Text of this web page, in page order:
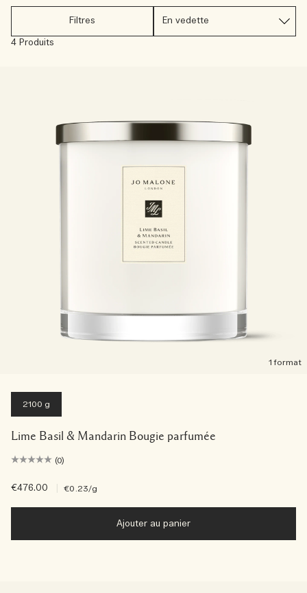
Lire l’histoire
Riche et Floral
Filtres
4 Produits
1 format
2100 g
Lime Basil & Mandarin Bougie parfumée
(0)
€476.00 €0.23/g
Ajouter au panier